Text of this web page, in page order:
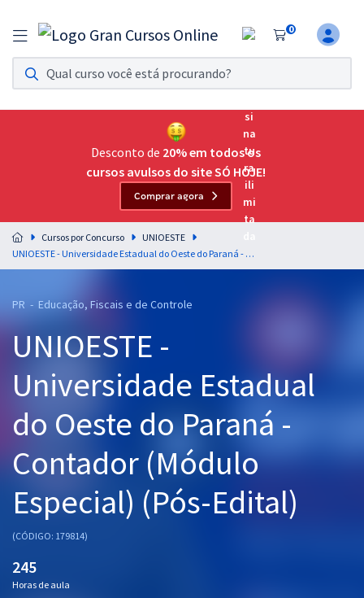
0
Assinatura Ilimitada 11
Acesso a todos os cursos. Teste grátis por 7 dias!
Assinatura OAB Até Passar
Acesso ilimitado a toda preparação para o Exame da
Residências Multiprofissionais
Preparação completa e intensiva para as principais
residências em saúde do Brasil
Cursos 20% OFF
Graduação
OAB
Questões grátis
Conteúdo gratuito
Desconto de 20% em todos os
cursos avulsos do site SÓ HOJE!
Comprar agora
Cursos por Concurso
UNIOESTE
UNIOESTE - Universidade Estadual do Oeste do Paraná - Contador (Módulo Especial) (Pós-Edital)
PR - Educação, Fiscais e de Controle
UNIOESTE -
Universidade Estadual
do Oeste do Paraná -
Contador (Módulo
Especial) (Pós-Edital)
(CÓDIGO: 179814)
245
Horas de aula